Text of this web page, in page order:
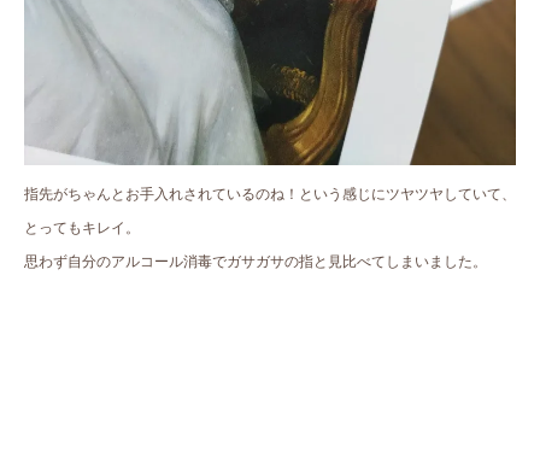
指先がちゃんとお手入れされているのね！という感じにツヤツヤしていて、
とってもキレイ。
思わず自分のアルコール消毒でガサガサの指と見比べてしまいました。